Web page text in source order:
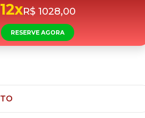
12xR$ 1028,00
RESERVE AGORA